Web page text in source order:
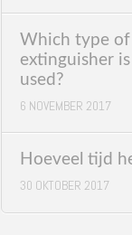
Which type
extinguisher
used?
6 NOVEMBER 2017
Hoeveel tijd
30 OKTOBER 2017